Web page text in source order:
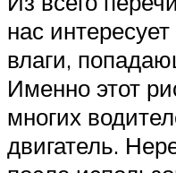
нас
влаги,
Именно этот
многих
двигатель.